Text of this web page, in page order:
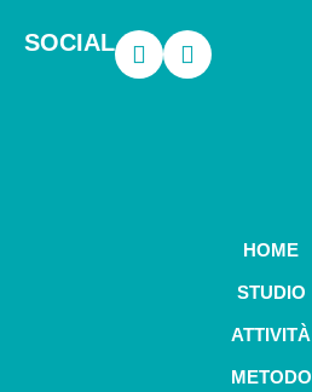
SOCIAL
HOME
STUDIO
ATTIVITÀ
METODO